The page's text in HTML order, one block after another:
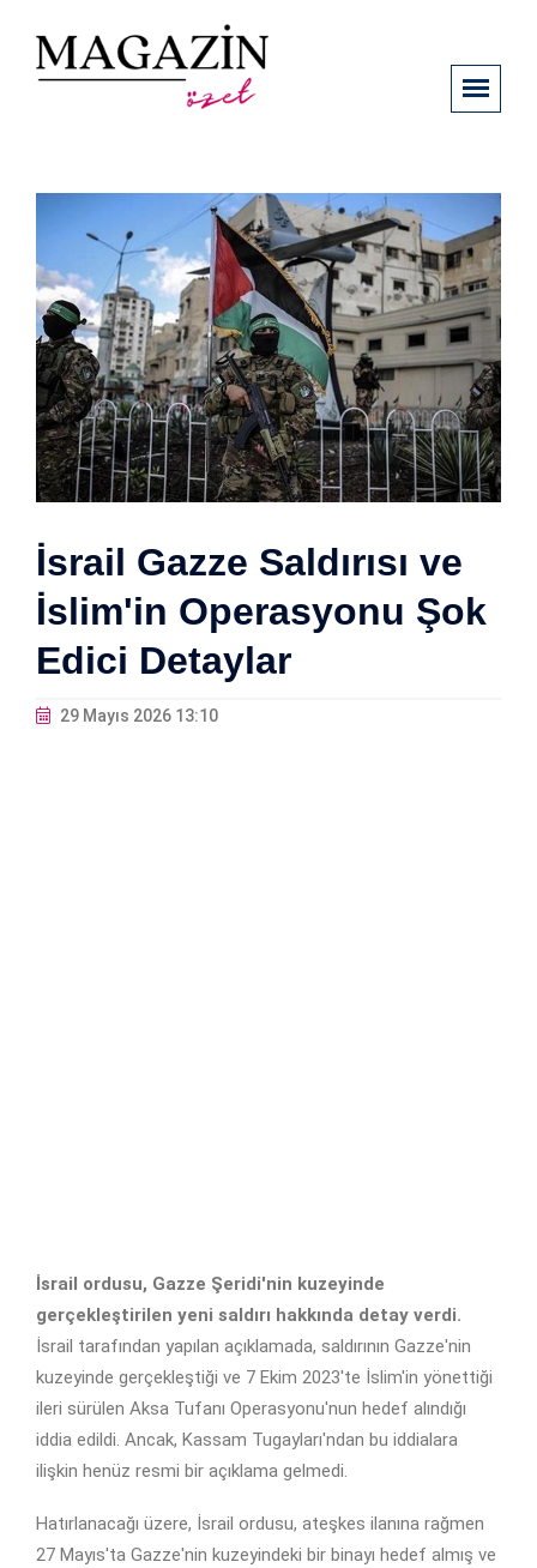
İsrail Gazze Saldırısı ve
İslim'in Operasyonu Şok
Edici Detaylar
29 Mayıs 2026 13:10
İsrail ordusu, Gazze Şeridi'nin kuzeyinde
gerçekleştirilen yeni saldırı hakkında detay verdi.
İsrail tarafından yapılan açıklamada, saldırının Gazze'nin
kuzeyinde gerçekleştiği ve 7 Ekim 2023'te İslim'in yönettiği
ileri sürülen Aksa Tufanı Operasyonu'nun hedef alındığı
iddia edildi. Ancak, Kassam Tugayları'ndan bu iddialara
ilişkin henüz resmi bir açıklama gelmedi.
Hatırlanacağı üzere, İsrail ordusu, ateşkes ilanına rağmen
27 Mayıs'ta Gazze'nin kuzeyindeki bir binayı hedef almış ve